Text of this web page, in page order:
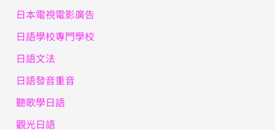
日本電視電影廣告
日語學校專門學校
日語文法
日語發音重音
聽歌學日語
觀光日語